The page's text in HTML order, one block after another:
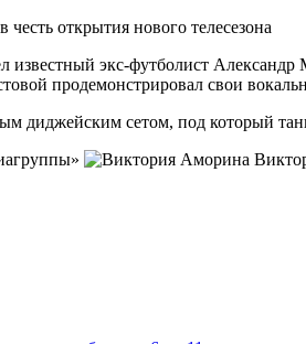
известный экс-футболист
продемонстрировал свои
диджейским сетом, под который